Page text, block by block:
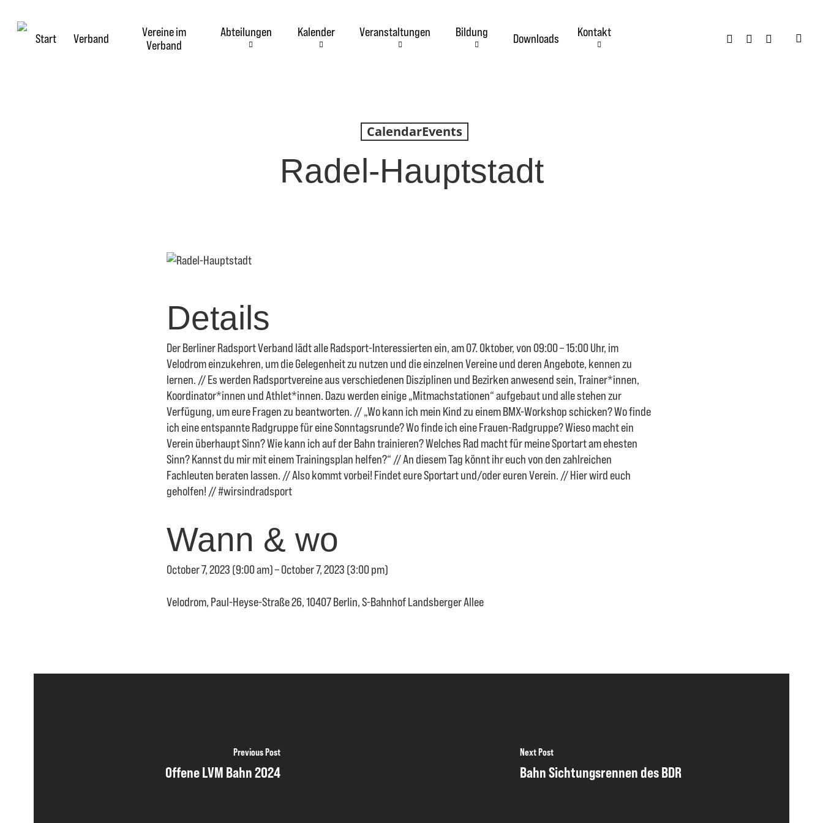
Start Verband
Vereine im
Verband
Abteilungen Kalender Veranstaltungen Bildung Downloads Kontakt twitterfacebookinstagram
CalendarEvents
Radel-Hauptstadt
Details
Der Berliner Radsport Verband lädt alle Radsport-Interessierten ein, am 07. Oktober, von 09:00 – 15:00 Uhr, im
Velodrom einzukehren, um die Gelegenheit zu nutzen und die einzelnen Vereine und deren Angebote, kennen zu
lernen. // Es werden Radsportvereine aus verschiedenen Disziplinen und Bezirken anwesend sein, Trainer*innen,
Koordinator*innen und Athlet*innen. Dazu werden einige „Mitmachstationen“ aufgebaut und alle stehen zur
Verfügung, um eure Fragen zu beantworten. // „Wo kann ich mein Kind zu einem BMX-Workshop schicken? Wo finde
ich eine entspannte Radgruppe für eine Sonntagsrunde? Wo finde ich eine Frauen-Radgruppe? Wieso macht ein
Verein überhaupt Sinn? Wie kann ich auf der Bahn trainieren? Welches Rad macht für meine Sportart am ehesten
Sinn? Kannst du mir mit einem Trainingsplan helfen?“ // An diesem Tag könnt ihr euch von den zahlreichen
Fachleuten beraten lassen. // Also kommt vorbei! Findet eure Sportart und/oder euren Verein. // Hier wird euch
geholfen! // #wirsindradsport
Wann & wo
October 7, 2023 (9:00 am) – October 7, 2023 (3:00 pm)
Velodrom, Paul-Heyse-Straße 26, 10407 Berlin, S-Bahnhof Landsberger Allee
Previous Post
Offene LVM Bahn 2024
Next Post
Bahn Sichtungsrennen des BDR